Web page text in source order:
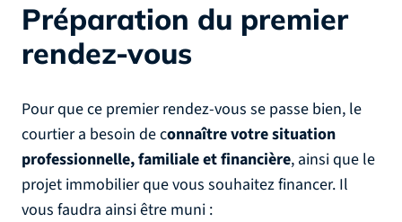
Préparation du premier
rendez-vous
Pour que ce premier rendez-vous se passe bien, le
courtier a besoin de connaître votre situation
professionnelle, familiale et financière, ainsi que le
projet immobilier que vous souhaitez financer. Il
vous faudra ainsi être muni :